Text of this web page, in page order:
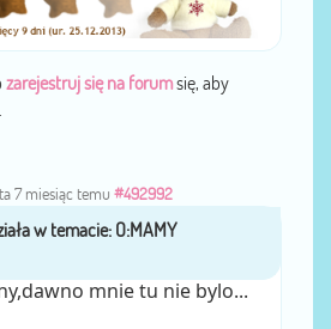
zarejestruj się na forumsię, aby
7 miesiąc temu #492992
przezania1985
mnie tu nie bylo...